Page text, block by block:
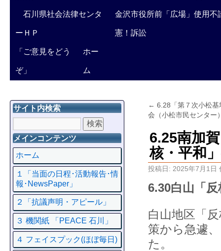
石川県社会法律センタ
ーＨＰ
金沢市役所前「広場」使用不
憲！訴訟
「ご意見をどう
ぞ」
ホー
ム
← 6.28「第７次小松
会（小松市民センター
6.25南加
核・平和
投稿日: 2025年7月1日
6.30白山「
白山地区「
策から急遽
た。
サイト内検索
メインコンテンツ
ホーム
１「当面の日程･活動報告･情
報･NewsPaper」
２「抗議声明・アピール」
３ 機関紙 「PEACE 石川」
４ フェイスプック(ほぼ毎日)